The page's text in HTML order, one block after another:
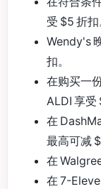
受 $5 折扣
Wendy's
扣。
在购买一
ALDI 享受
在
最高可减
在
在 7-